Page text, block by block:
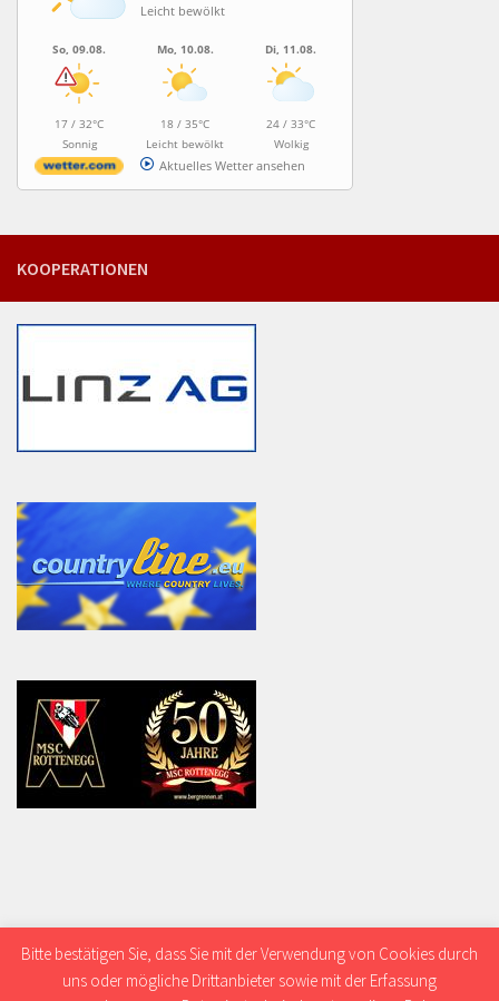
Leicht bewölkt
So, 09.08.
17 / 32°C
Sonnig
Mo, 10.08.
18 / 35°C
Leicht bewölkt
Di, 11.08.
24 / 33°C
Wolkig
Aktuelles Wetter ansehen
KOOPERATIONEN
Bitte bestätigen Sie, dass Sie mit der Verwendung von Cookies durch
uns oder mögliche Drittanbieter sowie mit der Erfassung